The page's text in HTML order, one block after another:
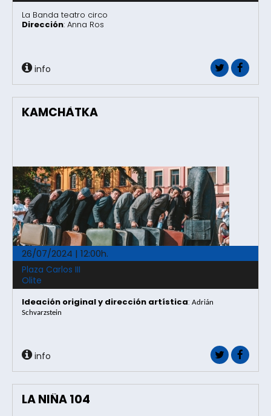
La Banda teatro circo
Dirección: Anna Ros
info
KAMCHÀTKA
26/07/2024 | 12:00h.
Plaza Carlos III
Olite
Ideación original y dirección artística: Adrián
Schvarzstein
info
LA NIÑA 104